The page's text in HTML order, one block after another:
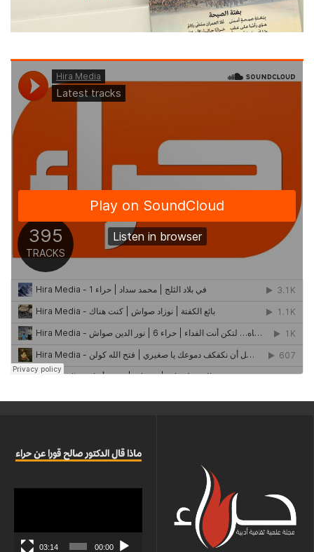
ماذا قال الدكتور صالح قورا عن حراء
00:00
03:14